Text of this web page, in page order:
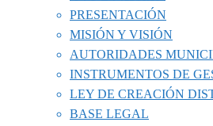
PRESENTACIÓN
MISIÓN Y VISIÓN
AUTORIDADES
INSTRUMENTOS DE
LEY DE CREACIÓN
BASE LEGAL